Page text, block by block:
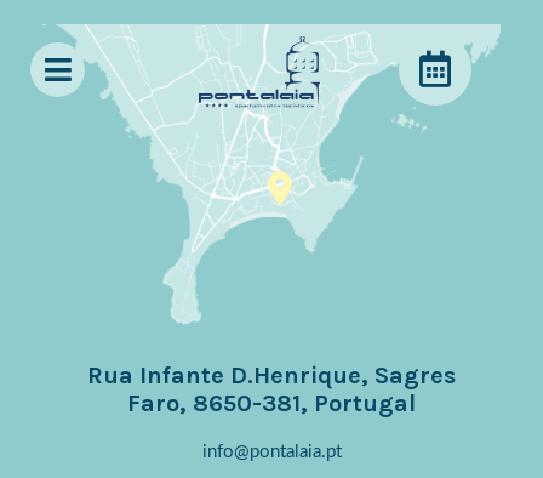
Rua Infante D.Henrique, Sagres
Faro, 8650-381, Portugal
info@pontalaia.pt